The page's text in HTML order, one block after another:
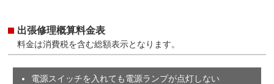
出張修理概算料金表
料金は消費税を含む総額表示となります。
電源スイッチを入れても電源ランプが点灯しない